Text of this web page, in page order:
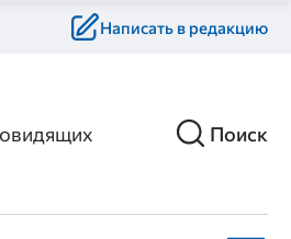
Написать в редакцию
Поиск